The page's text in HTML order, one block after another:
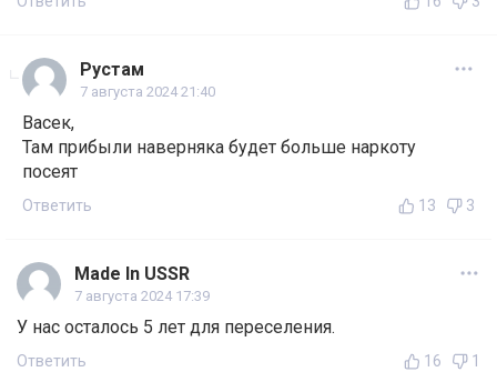
Рустам
7 августа 2024 21:40
Васек,
Там прибыли наверняка будет больше наркоту
посеят
Ответить 13 3
Made In USSR
7 августа 2024 17:39
У нас осталось 5 лет для переселения.
Ответить 16 1